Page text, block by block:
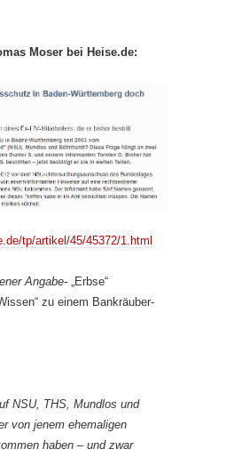
Moser bei Heise.de:
tp/artikel/45/45372/1.html
Angabe- „Erbse“
zu einem Bankräuber-
NSU, THS, Mundlos und
von jenem ehemaligen
haben – und zwar